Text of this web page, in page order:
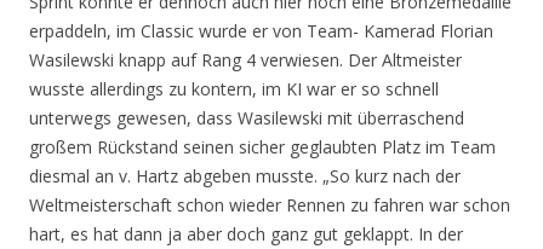
erpaddeln, im Classic wurde er von Team- Kamerad Florian
Wasilewski knapp auf Rang 4 verwiesen. Der Altmeister
wusste allerdings zu kontern, im KI war er so schnell
unterwegs gewesen, dass Wasilewski mit überraschend
großem Rückstand seinen sicher geglaubten Platz im Team
diesmal an v. Hartz abgeben musste. „So kurz nach der
Weltmeisterschaft schon wieder Rennen zu fahren war schon
hart, es hat dann ja aber doch ganz gut geklappt. In der